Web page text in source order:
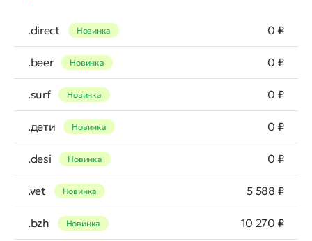
.direct Новинка 0 ₽
.beer Новинка 0 ₽
.surf Новинка 0 ₽
.дети Новинка 0 ₽
.desi Новинка 0 ₽
.vet Новинка 5 588 ₽
.bzh Новинка 10 270 ₽